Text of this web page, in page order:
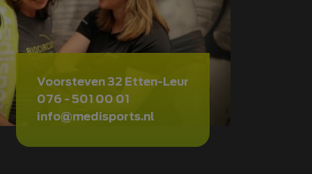
Voorsteven 32 Etten-Leur
076 - 501 00 01
info@medisports.nl